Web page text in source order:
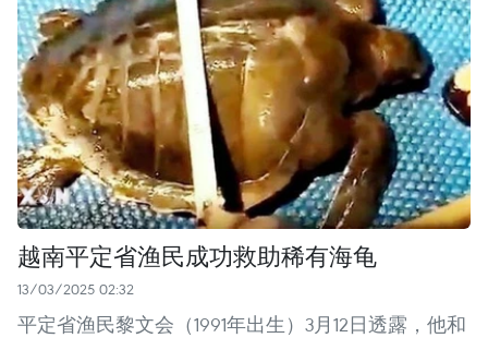
越南平定省渔民成功救助稀有海龟
13/03/2025 02:32
平定省渔民黎文会（1991年出生）3月12日透露，他和